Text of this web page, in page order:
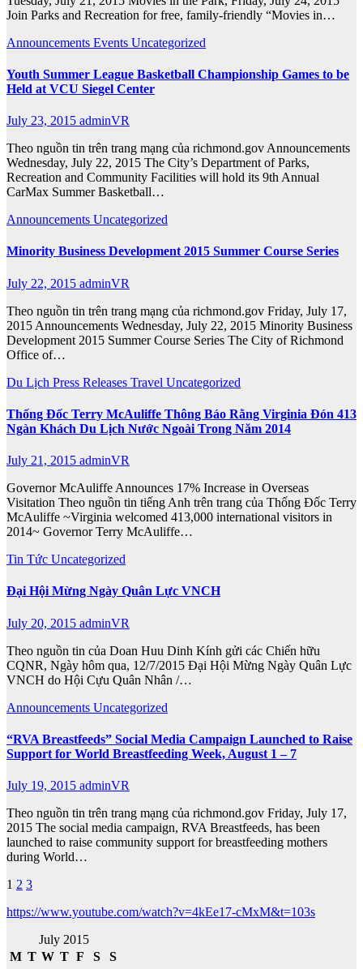
Join Parks and Recreation for free, family-friendly “Movies in…
Announcements Events Uncategorized
Youth Summer League Basketball Championship Games to be
Held at VCU Siegel Center
July 23, 2015 adminVR
Theo nguồn tin trên trang mạng của richmond.gov Announcements
Wednesday, July 22, 2015 The City’s Department of Parks,
Recreation and Community Facilities will hold its 9th Annual
CarMax Summer Basketball…
Announcements Uncategorized
Minority Business Development 2015 Summer Course Series
July 22, 2015 adminVR
Theo nguồn tin trên trang mạng của richmond.gov Friday, July 17,
2015 Announcements Wednesday, July 22, 2015 Minority Business
Development 2015 Summer Course Series The City of Richmond
Office of…
Du Lịch Press Releases Travel Uncategorized
Thống Đốc Terry McAuliffe Thông Báo Rằng Virginia Đón 413
Ngàn Khách Du Lịch Nước Ngoài Trong Năm 2014
July 21, 2015 adminVR
Governor McAuliffe Announces 17% Increase in Overseas
Visitation Theo nguồn tin tiếng Anh trên trang của Thống Đốc Terry
McAuliffe ~Virginia welcomed 413,000 international visitors in
2014~ Governor Terry McAuliffe…
Tin Tức Uncategorized
Đại Hội Mừng Ngày Quân Lực VNCH
July 20, 2015 adminVR
Theo nguồn tin của Doan Huu Dinh Kính gửi các Chiến hữu
CQNR, Ngày hôm qua, 12/7/2015 Đại Hội Mừng Ngày Quân Lực
VNCH do Hội Cựu Quân Nhân /…
Announcements Uncategorized
“RVA Breastfeeds” Social Media Campaign Launched to Raise
Support for World Breastfeeding Week, August 1 – 7
July 19, 2015 adminVR
Theo nguồn tin trên trang mạng của richmond.gov Friday, July 17,
2015 The social media campaign, RVA Breastfeeds, has been
launched to raise community support for breastfeeding mothers
during World…
Posts
pagination
1 2 3
https://www.youtube.com/watch?v=4kEe17-cMxM&t=103s
July 2015
M T W T F S
S